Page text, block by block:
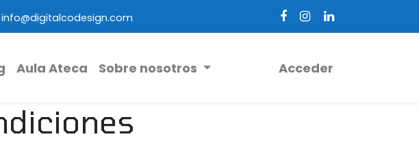
info@digitalcodesign.com
Aula Ateca Sobre nosotros Acceder